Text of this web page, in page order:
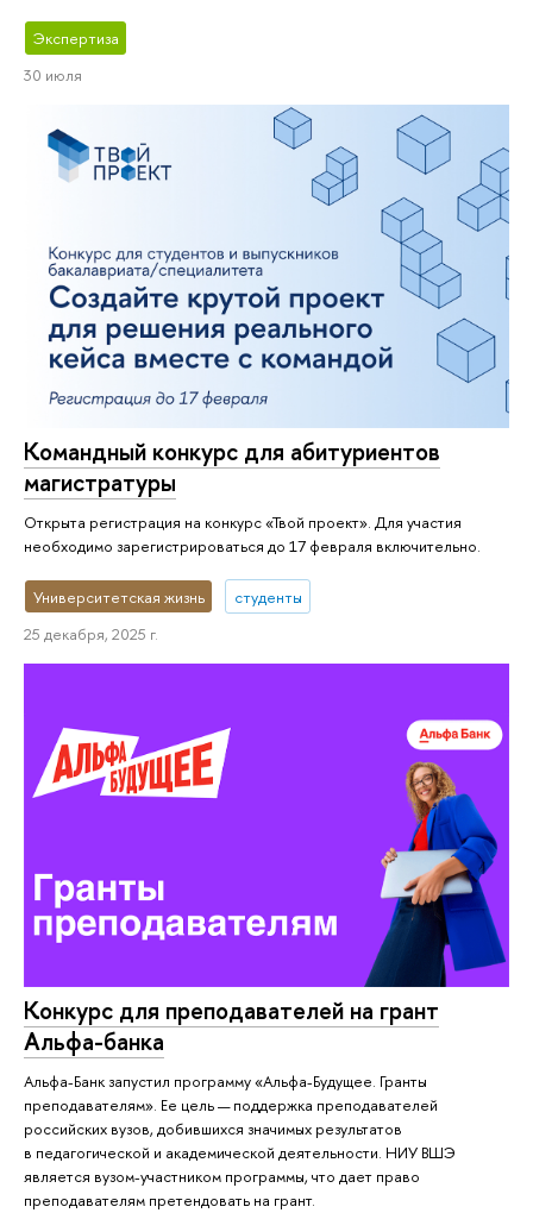
Экспертиза
30 июля
Командный конкурс для абитуриентов
магистратуры
Открыта регистрация на конкурс «Твой проект». Для участия
необходимо зарегистрироваться до 17 февраля включительно.
Университетская жизнь
студенты
25 декабря, 2025 г.
Конкурс для преподавателей на грант
Альфа-банка
Альфа-Банк запустил программу «Альфа-Будущее. Гранты
преподавателям». Ее цель — поддержка преподавателей
российских вузов, добившихся значимых результатов
в педагогической и академической деятельности. НИУ ВШЭ
является вузом-участником программы, что дает право
преподавателям претендовать на грант.